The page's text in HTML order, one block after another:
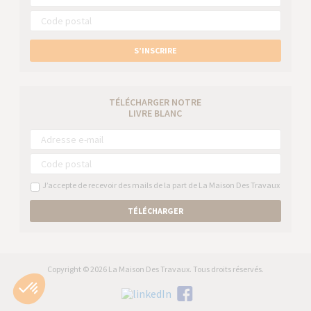
S’INSCRIRE
TÉLÉCHARGER NOTRE
LIVRE BLANC
J’accepte de recevoir des mails de la part de La Maison Des Travaux
TÉLÉCHARGER
Copyright © 2026 La Maison Des Travaux. Tous droits réservés.